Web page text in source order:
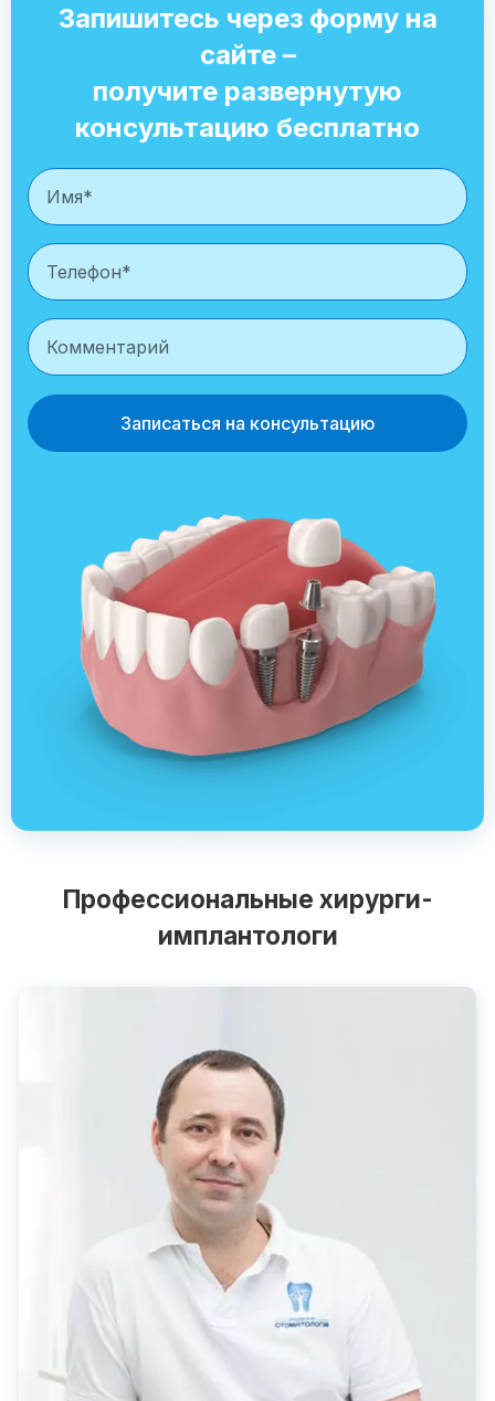
Запишитесь через форму на
сайте –
получите развернутую
консультацию бесплатно
Записаться на консультацию
Профессиональные хирурги-
имплантологи